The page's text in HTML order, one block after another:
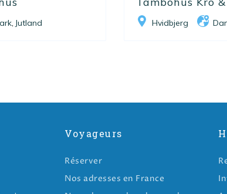
Jutland Hvidbjerg
Voyageurs
Réserver
Nos adresses en France